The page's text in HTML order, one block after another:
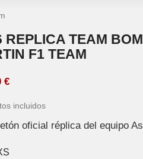
REPLICA TEAM
F1 TEAM
€
incluidos
oficial réplica del equipo